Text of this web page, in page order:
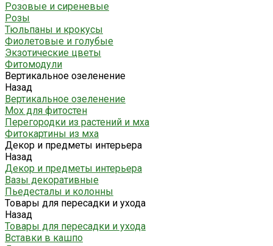
Розовые и сиреневые
Розы
Тюльпаны и крокусы
Фиолетовые и голубые
Экзотические цветы
Фитомодули
Вертикальное озеленение
Назад
Вертикальное озеленение
Мох для фитостен
Перегородки из растений и мха
Фитокартины из мха
Декор и предметы интерьера
Назад
Декор и предметы интерьера
Вазы декоративные
Пьедесталы и колонны
Товары для пересадки и ухода
Назад
Товары для пересадки и ухода
Вставки в кашпо